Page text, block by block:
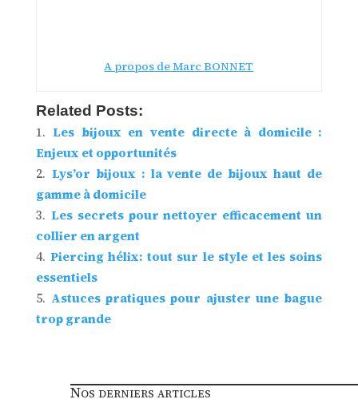
A propos de Marc BONNET
Related Posts:
Les bijoux en vente directe à domicile :
Enjeux et opportunités
Lys’or bijoux : la vente de bijoux haut de
gamme à domicile
Les secrets pour nettoyer efficacement un
collier en argent
Piercing hélix: tout sur le style et les soins
essentiels
Astuces pratiques pour ajuster une bague
trop grande
Nos derniers articles